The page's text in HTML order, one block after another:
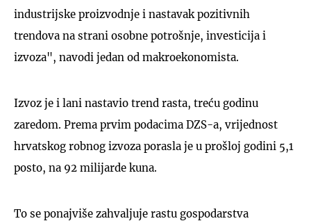
industrijske proizvodnje i nastavak pozitivnih
trendova na strani osobne potrošnje, investicija i
izvoza", navodi jedan od makroekonomista.
Izvoz je i lani nastavio trend rasta, treću godinu
zaredom. Prema prvim podacima DZS-a, vrijednost
hrvatskog robnog izvoza porasla je u prošloj godini 5,1
posto, na 92 milijarde kuna.
To se ponajviše zahvaljuje rastu gospodarstva